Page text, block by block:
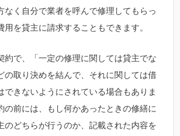
なく自分で業者を呼んで修理してもらっ
用を貸主に請求することもできます。
約で、「一定の修理に関しては貸主でな
の取り決めを結んで、それに関しては借
できないようにされている場合もありま
の前には、もし何かあったときの修繕に
のどちらが行うのか、記載された内容を